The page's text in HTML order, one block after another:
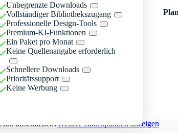
Unbegrenzte Downloads
Vollständiger Bibliothekszugang
Professionelle Design-Tools
Premium-KI-Funktionen
Ein Paket pro Monat
Keine Quellenangabe erforderlich
Schnellere Downloads
Prioritätssupport
Keine Werbung
abschließen?Weitere Kaufoptionen anzeigen